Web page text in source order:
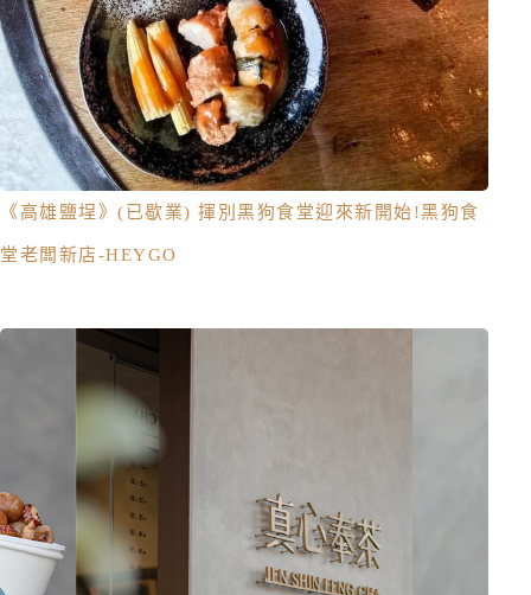
《高雄鹽埕》(已歇業) 揮別黑狗食堂迎來新開始!黑狗食
堂老闆新店-HEYGO